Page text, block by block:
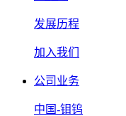
发展历程
加入我们
公司业务
中国-钼钨